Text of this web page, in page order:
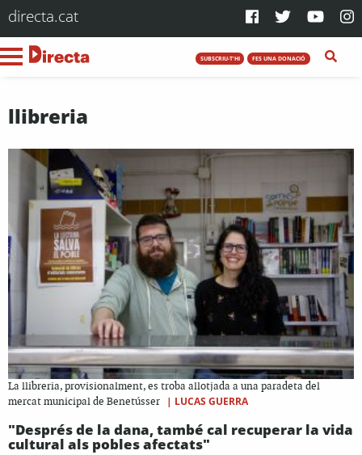
directa.cat
SUBSCRIU-T'HI FES UNA DONACIÓ
llibreria
La llibreria, provisionalment, es troba allotjada a una paradeta del
mercat municipal de Benetússer
| LUCAS GUERRA
"Després de la dana, també cal recuperar la vida
cultural als pobles afectats"